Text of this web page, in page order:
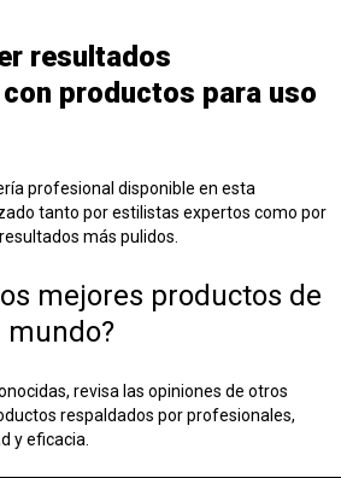
resultados
productos para uso
profesional disponible en esta
tanto por estilistas expertos como por
más pulidos.
mejores productos de
mundo?
revisa las opiniones de otros
respaldados por profesionales,
y eficacia.